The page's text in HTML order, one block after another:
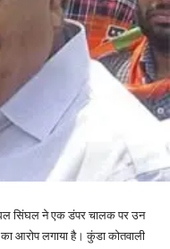
सिंघल ने एक डंपर चालक पर उन
आरोप लगाया है। कुंडा कोतवाली